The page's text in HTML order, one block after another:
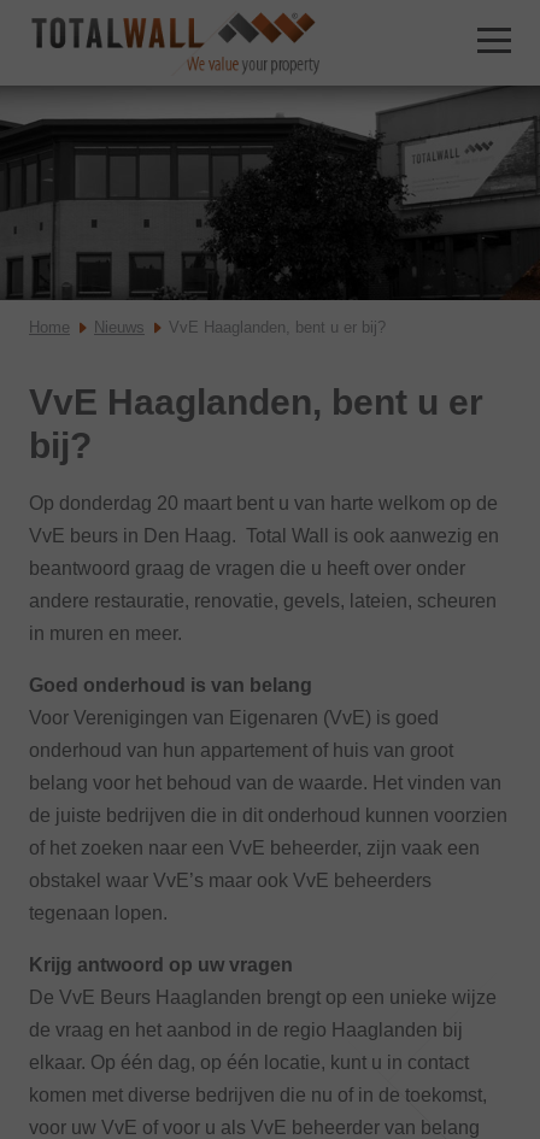
Home Nieuws VvE Haaglanden, bent u er bij?
VvE Haaglanden, bent u er
bij?
Op donderdag 20 maart bent u van harte welkom op de
VvE beurs in Den Haag. Total Wall is ook aanwezig en
beantwoord graag de vragen die u heeft over onder
andere restauratie, renovatie, gevels, lateien, scheuren
in muren en meer.
Goed onderhoud is van belang
Voor Verenigingen van Eigenaren (VvE) is goed
onderhoud van hun appartement of huis van groot
belang voor het behoud van de waarde. Het vinden van
de juiste bedrijven die in dit onderhoud kunnen voorzien
of het zoeken naar een VvE beheerder, zijn vaak een
obstakel waar VvE’s maar ook VvE beheerders
tegenaan lopen.
Krijg antwoord op uw vragen
De VvE Beurs Haaglanden brengt op een unieke wijze
de vraag en het aanbod in de regio Haaglanden bij
elkaar. Op één dag, op één locatie, kunt u in contact
komen met diverse bedrijven die nu of in de toekomst,
voor uw VvE of voor u als VvE beheerder van belang